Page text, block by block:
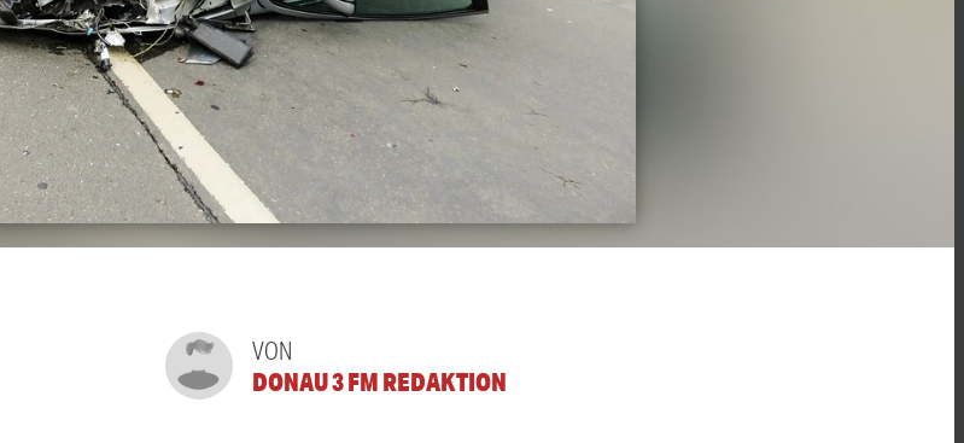
VON
DONAU 3 FM REDAKTION